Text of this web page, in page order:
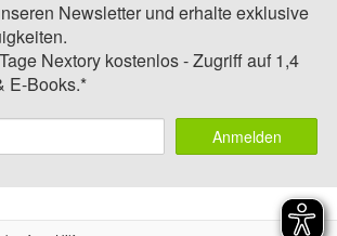
Newsletter und erhalte exklusive
Nextory kostenlos - Zugriff auf 1,4
E-Books.*
Anmelden